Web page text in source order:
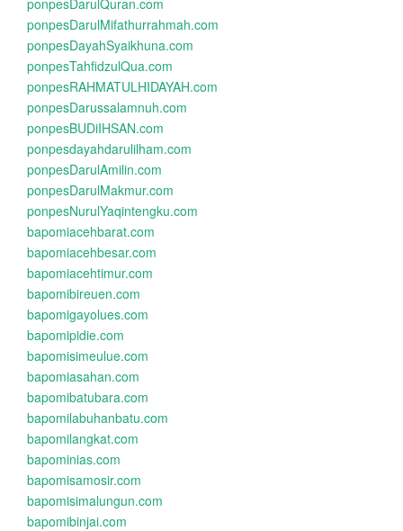
ponpesDarulQuran.com
ponpesDarulMifathurrahmah.com
ponpesDayahSyaikhuna.com
ponpesTahfidzulQua.com
ponpesRAHMATULHIDAYAH.com
ponpesDarussalamnuh.com
ponpesBUDiIHSAN.com
ponpesdayahdarulilham.com
ponpesDarulAmilin.com
ponpesDarulMakmur.com
ponpesNurulYaqintengku.com
bapomiacehbarat.com
bapomiacehbesar.com
bapomiacehtimur.com
bapomibireuen.com
bapomigayolues.com
bapomipidie.com
bapomisimeulue.com
bapomiasahan.com
bapomibatubara.com
bapomilabuhanbatu.com
bapomilangkat.com
bapominias.com
bapomisamosir.com
bapomisimalungun.com
bapomibinjai.com